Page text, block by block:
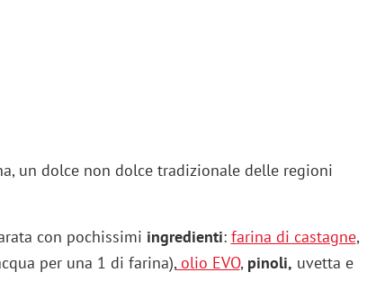
un dolce non dolce tradizionale delle regioni
con pochissimi ingredienti: farina di castagne,
per una 1 di farina),olio EVO, pinoli, uvetta e